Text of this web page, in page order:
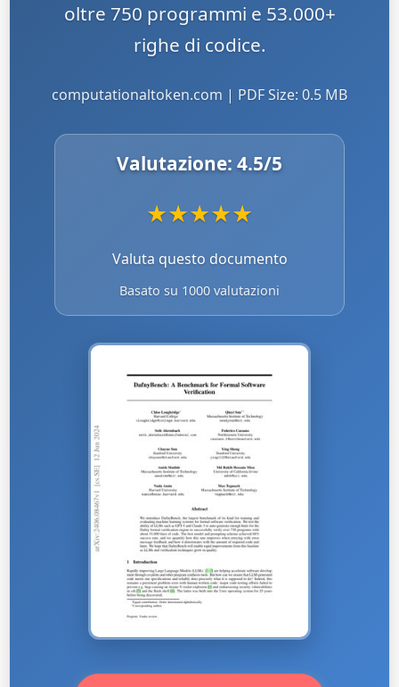
oltre 750 programmi e 53.000+
righe di codice.
computationaltoken.com | PDF Size: 0.5 MB
Valutazione: 4.5/5
★★★★★
Valuta questo documento
Basato su 1000 valutazioni